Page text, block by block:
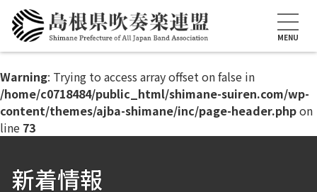
このページの本文へ
MENU
Warning: Trying to access array offset on false in
/home/c0718484/public_html/shimane-suiren.com/wp-
content/themes/ajba-shimane/inc/page-header.phpon
line 73
新着情報